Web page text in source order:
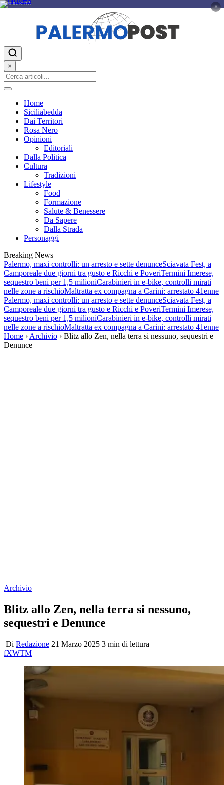
PUBBLICITÀ ×
×
Home
Siciliabedda
Dai Territori
Rosa Nero
Opinioni
Editoriali
Dalla Politica
Cultura
Tradizioni
Lifestyle
Food
Formazione
Salute & Benessere
Da Sapere
Dalla Strada
Personaggi
Breaking News
Palermo, maxi controlli: un arresto e sette denunceSciavata Fest, a
Camporeale due giorni tra gusto e Ricchi e PoveriTermini Imerese,
sequestro beni per 1,5 milioniCarabinieri in e-bike, controlli mirati
nelle zone a rischioMaltratta ex compagna a Carini: arrestato 41enne
Palermo, maxi controlli: un arresto e sette denunceSciavata Fest, a
Camporeale due giorni tra gusto e Ricchi e PoveriTermini Imerese,
sequestro beni per 1,5 milioniCarabinieri in e-bike, controlli mirati
nelle zone a rischioMaltratta ex compagna a Carini: arrestato 41enne
Home › Archivio › Blitz allo Zen, nella terra si nessuno, sequestri e
Denunce
Archivio
Blitz allo Zen, nella terra si nessuno,
sequestri e Denunce
Di Redazione 21 Marzo 2025 3 min di lettura
fXWTM